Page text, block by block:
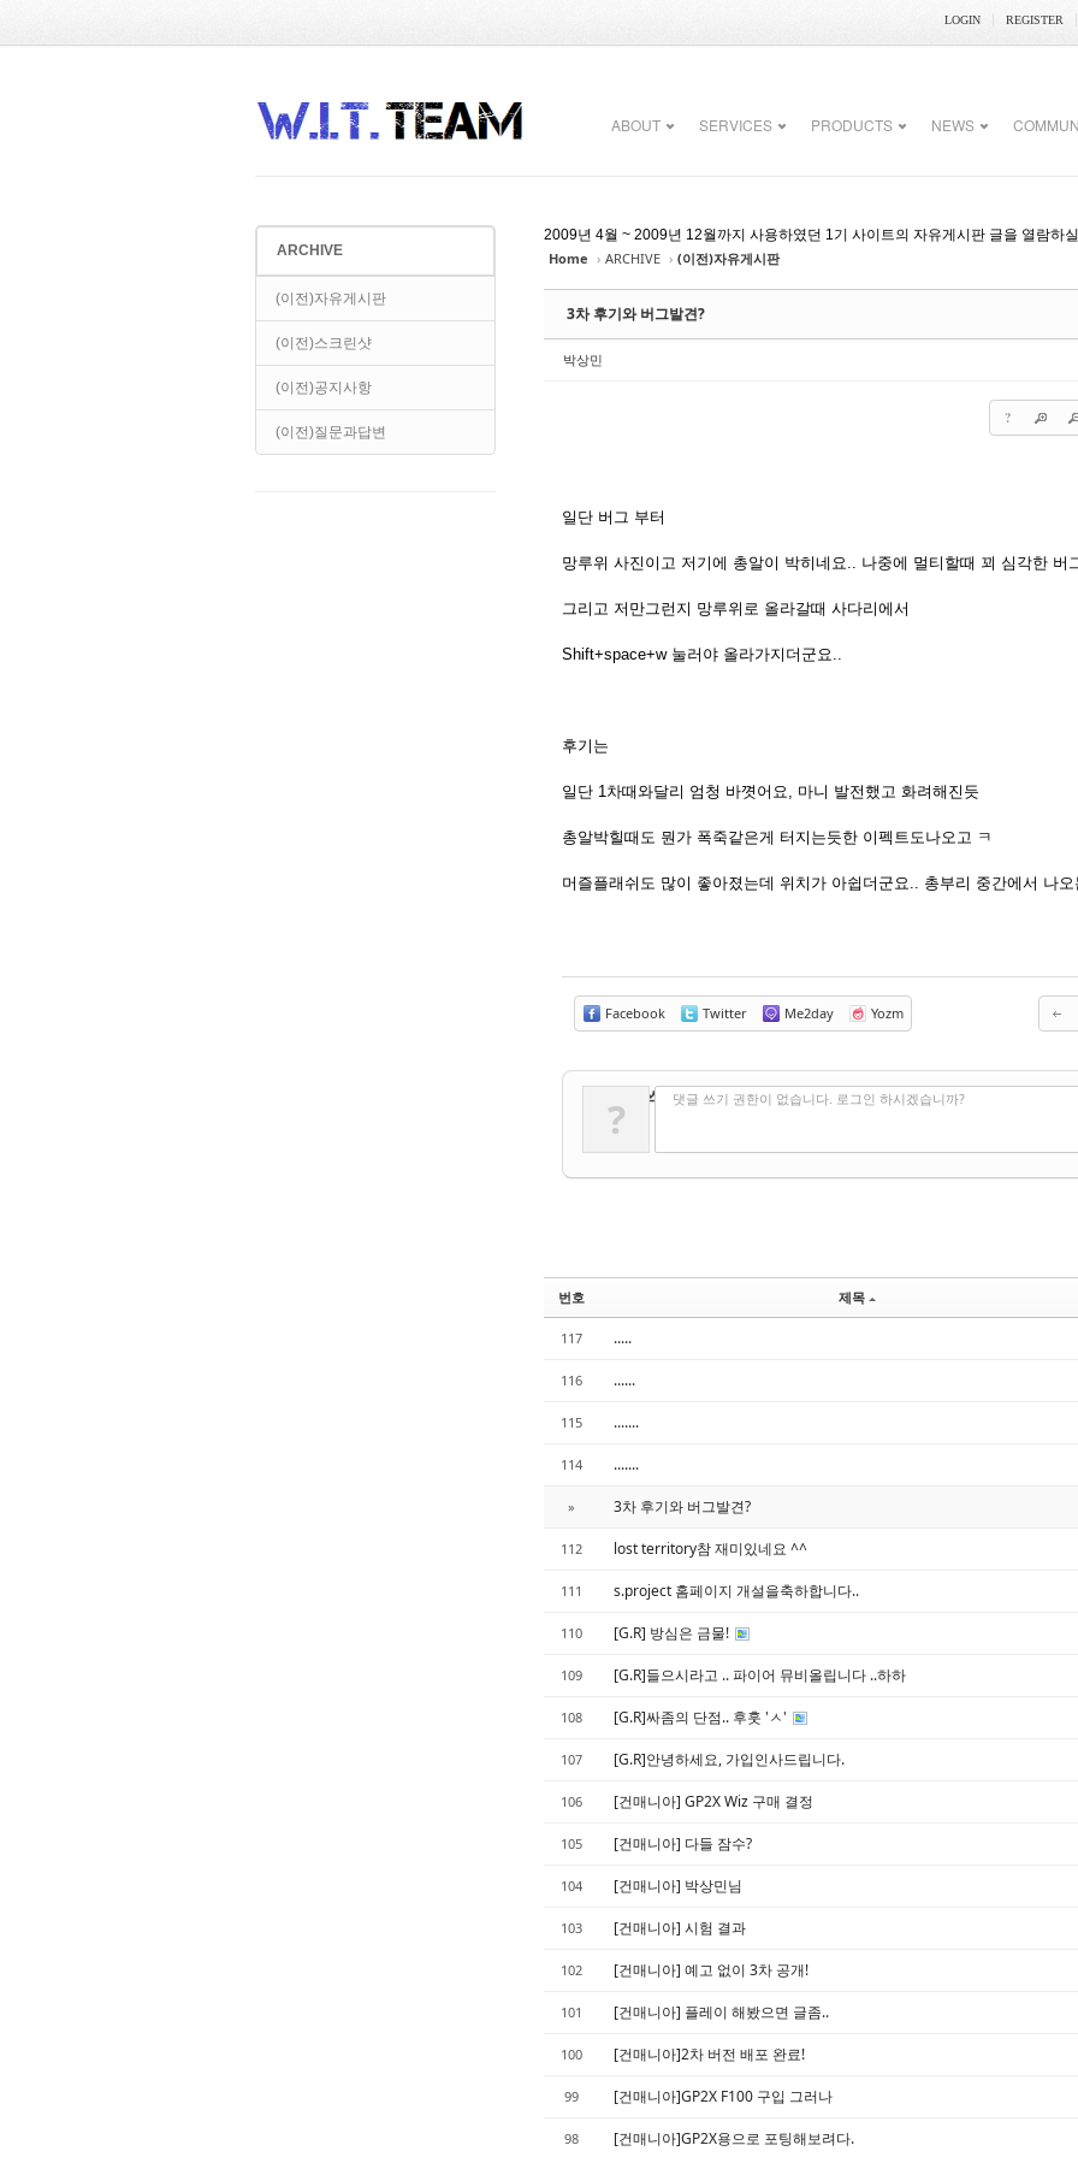
LOGIN REGISTER
ABOUT SERVICES PRODUCTS NEWS
ARCHIVE
(이전)자유게시판
(이전)스크린샷
(이전)공지사항
(이전)질문과답변
2009년 4월 ~ 2009년 12월까지 사용하였던 1기 사이트의 자유게시판 글을 열람하
Home › ARCHIVE › (이전)자유게시판
3차 후기와 버그발견?
박상민
?
일단 버그 부터
망루위 사진이고 저기에 총알이 박히네요.. 나중에 멀티할때 꾀 심각한 버
그리고 저만그런지 망루위로 올라갈때 사다리에서
Shift+space+w 눌러야 올라가지더군요..
후기는
일단 1차때와달리 엄청 바꼇어요, 마니 발전했고 화려해진듯
총알박힐때도 뭔가 폭죽같은게 터지는듯한 이펙트도나오고 ㅋ
머즐플래쉬도 많이 좋아졌는데 위치가 아쉽더군요.. 총부리 중간에서 나오
Facebook Twitter Me2day Yozm
댓글 쓰기
? 댓글 쓰기 권한이 없습니다. 로그인 하시겠습니까?
번호 제목
117 .....
116 ......
115 .......
114 .......
» 3차 후기와 버그발견?
112 lost territory참 재미있네요 ^^
111 s.project 홈페이지 개설을축하합니다..
110 [G.R] 방심은 금물!
109 [G.R]들으시라고 .. 파이어 뮤비올립니다 ..하하
108 [G.R]싸좀의 단점.. 후훗 'ㅅ'
107 [G.R]안녕하세요, 가입인사드립니다.
106 [건매니아] GP2X Wiz 구매 결정
105 [건매니아] 다들 잠수?
104 [건매니아] 박상민님
103 [건매니아] 시험 결과
102 [건매니아] 예고 없이 3차 공개!
101 [건매니아] 플레이 해봤으면 글좀..
100 [건매니아]2차 버전 배포 완료!
99 [건매니아]GP2X F100 구입 그러나
98 [건매니아]GP2X용으로 포팅해보려다.
Sketchbook5, 스케치북5
Sketchbook5, 스케치북5
Sketchbook5, 스케치북5
Sketchbook5, 스케치북5